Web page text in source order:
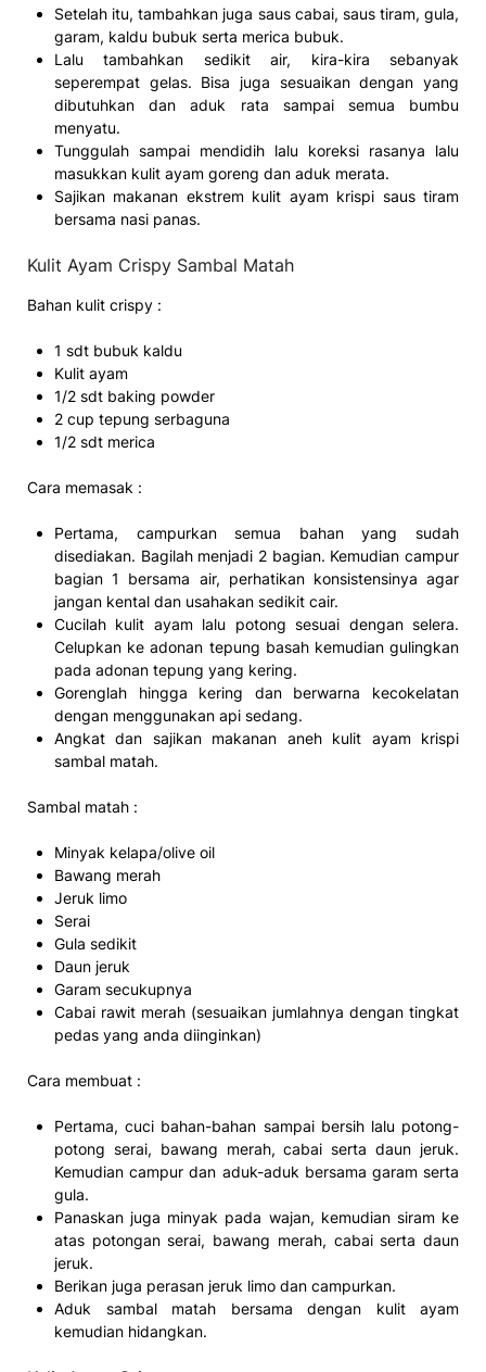
Setelah itu, tambahkan juga saus cabai, saus tiram, gula,
garam, kaldu bubuk serta merica bubuk.
Lalu tambahkan sedikit air, kira-kira sebanyak
seperempat gelas. Bisa juga sesuaikan dengan yang
dibutuhkan dan aduk rata sampai semua bumbu
menyatu.
Tunggulah sampai mendidih lalu koreksi rasanya lalu
masukkan kulit ayam goreng dan aduk merata.
Sajikan makanan ekstrem kulit ayam krispi saus tiram
bersama nasi panas.
Kulit Ayam Crispy Sambal Matah
Bahan kulit crispy :
1 sdt bubuk kaldu
Kulit ayam
1/2 sdt baking powder
2 cup tepung serbaguna
1/2 sdt merica
Cara memasak :
Pertama, campurkan semua bahan yang sudah
disediakan. Bagilah menjadi 2 bagian. Kemudian campur
bagian 1 bersama air, perhatikan konsistensinya agar
jangan kental dan usahakan sedikit cair.
Cucilah kulit ayam lalu potong sesuai dengan selera.
Celupkan ke adonan tepung basah kemudian gulingkan
pada adonan tepung yang kering.
Gorenglah hingga kering dan berwarna kecokelatan
dengan menggunakan api sedang.
Angkat dan sajikan makanan aneh kulit ayam krispi
sambal matah.
Sambal matah :
Minyak kelapa/olive oil
Bawang merah
Jeruk limo
Serai
Gula sedikit
Daun jeruk
Garam secukupnya
Cabai rawit merah (sesuaikan jumlahnya dengan tingkat
pedas yang anda diinginkan)
Cara membuat :
Pertama, cuci bahan-bahan sampai bersih lalu potong-
potong serai, bawang merah, cabai serta daun jeruk.
Kemudian campur dan aduk-aduk bersama garam serta
gula.
Panaskan juga minyak pada wajan, kemudian siram ke
atas potongan serai, bawang merah, cabai serta daun
jeruk.
Berikan juga perasan jeruk limo dan campurkan.
Aduk sambal matah bersama dengan kulit ayam
kemudian hidangkan.